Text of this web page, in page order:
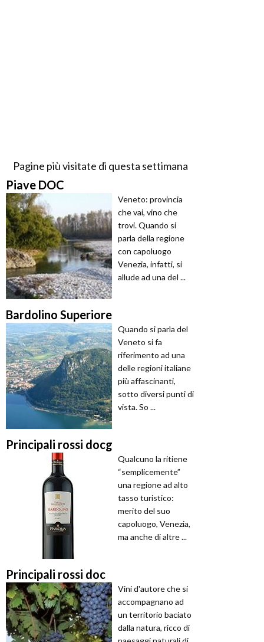
Pagine più visitate di questa settimana
Piave DOC
Veneto: provincia
che vai, vino che
trovi. Quando si
parla della regione
con capoluogo
Venezia, infatti, si
allude ad una del ...
Bardolino Superiore
Quando si parla del
Veneto si fa
riferimento ad una
delle regioni italiane
più affascinanti,
sotto diversi punti di
vista. So ...
Principali rossi docg
Qualcuno la ritiene
“semplicemente”
una regione ad alto
tasso turistico:
merito del suo
capoluogo, Venezia,
ma anche di altre ...
Principali rossi doc
Vini d'autore che si
accompagnano ad
un territorio baciato
dalla natura, ricco di